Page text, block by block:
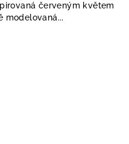
červeným květem
modelovaná...